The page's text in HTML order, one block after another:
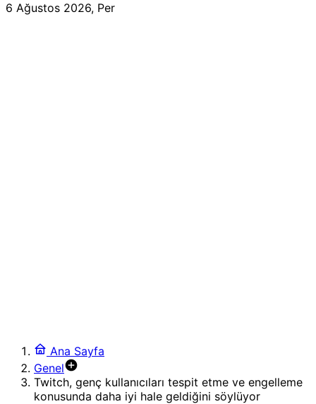
6 Ağustos 2026, Per
Ana Sayfa
Genel
Twitch, genç kullanıcıları tespit etme ve engelleme
konusunda daha iyi hale geldiğini söylüyor